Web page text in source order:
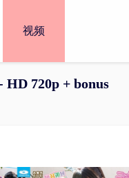
视频
720p + bonus